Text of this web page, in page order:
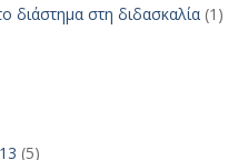
στη διδασκαλία (1)
(5)